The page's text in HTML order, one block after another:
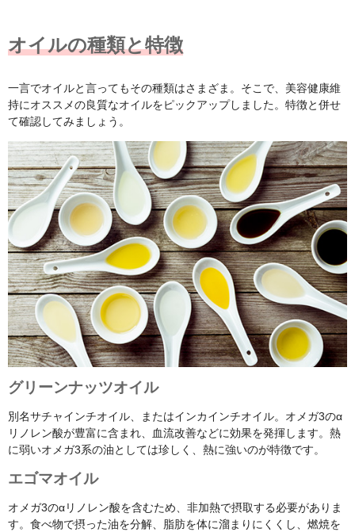
オイルの種類と特徴
一言でオイルと言ってもその種類はさまざま。そこで、美容健康維
持にオススメの良質なオイルをピックアップしました。特徴と併せ
て確認してみましょう。
グリーンナッツオイル
別名サチャインチオイル、またはインカインチオイル。オメガ3のα
リノレン酸が豊富に含まれ、血流改善などに効果を発揮します。熱
に弱いオメガ3系の油としては珍しく、熱に強いのが特徴です。
エゴマオイル
オメガ3のαリノレン酸を含むため、非加熱で摂取する必要がありま
す。食べ物で摂った油を分解、脂肪を体に溜まりにくくし、燃焼を